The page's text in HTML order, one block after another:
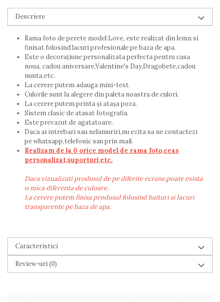
Descriere
Rama foto de perete model Love, este realizat din lemn si
finisat folosind lacuri profesionale pe baza de apa.
Este o decorațiune personalizata perfecta pentru casa
noua, cadou aniversare,Valentine's Day,Dragobete,cadou
nunta,etc.
La cerere putem adauga mini-text.
Culorile sunt la alegere din paleta noastra de culori.
La cerere putem printa și atașa poza.
Sistem clasic de atasat fotografia.
Este prevazut de agatatoare.
Daca ai intrebari sau nelamuriri,nu ezita sa ne contactezi
pe whatsapp,telefonic sau prin mail.
Realizam de la 0 orice model de rama foto,ceas
personalizat,suporturi,etc.
Daca vizualizati produsul de pe diferite ecrane,poate exista
o mica diferenta de culoare.
La cerere putem finisa produsul folosind baituri si lacuri
transparente pe baza de apa.
Caracteristici
Review-uri(0)